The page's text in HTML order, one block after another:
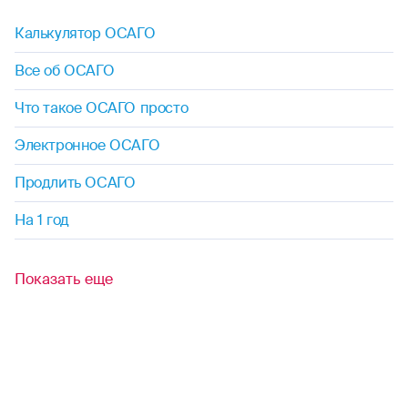
Калькулятор ОСАГО
Все об ОСАГО
Что такое ОСАГО просто
Электронное ОСАГО
Продлить ОСАГО
На 1 год
Показать еще